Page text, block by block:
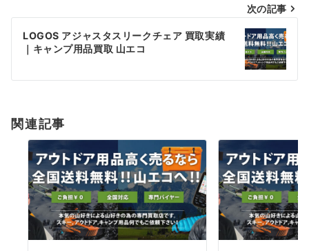
ビ
ゲ
シ
ン
次の記事
LOGOS アジャスタスリークチェア 買取実績
｜キャンプ用品買取 山エコ
関連記事